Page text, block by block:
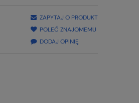
ZAPYTAJ O PRODUKT
POLEĆ ZNAJOMEMU
DODAJ OPINIĘ